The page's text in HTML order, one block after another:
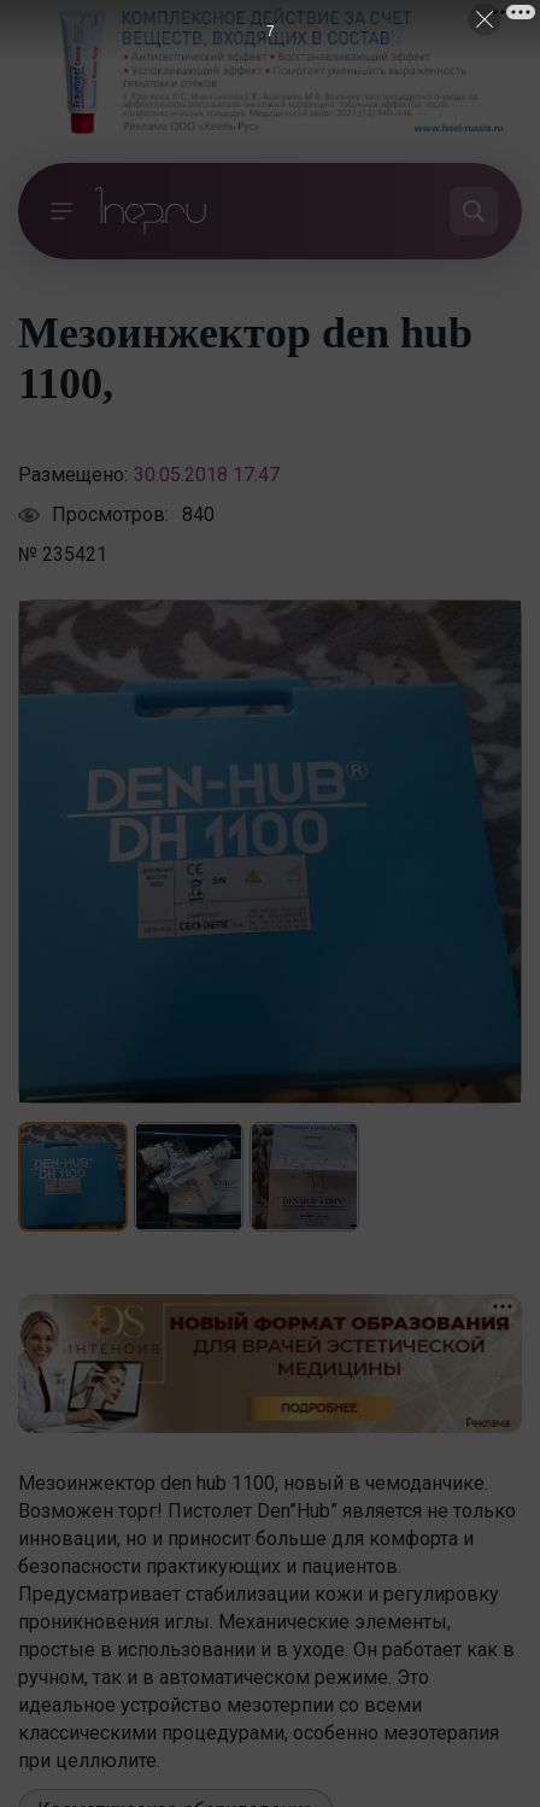
Мезоинжектор den hub
1100,
Размещено: 30.05.2018 17:47
Просмотров:
840
№ 235421
Мезоинжектор den hub 1100, новый в чемоданчике.
Возможен торг! Пистолет Den”Hub” является не только
инновации, но и приносит больше для комфорта и
безопасности практикующих и пациентов.
Предусматривает стабилизации кожи и регулировку
проникновения иглы. Механические элементы,
простые в использовании и в уходе. Он работает как в
ручном, так и в автоматическом режиме. Это
идеальное устройство мезотерпии со всеми
классическими процедурами, особенно мезотерапия
при целлюлите.
6